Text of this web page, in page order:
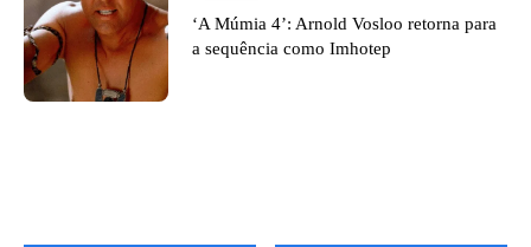
‘A Múmia 4’: Arnold Vosloo retorna para
a sequência como Imhotep